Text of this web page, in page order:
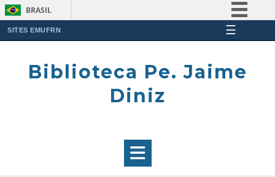
BRASIL
Participe
SITES EMUFRN ☰
Biblioteca Pe. Jaime
Diniz